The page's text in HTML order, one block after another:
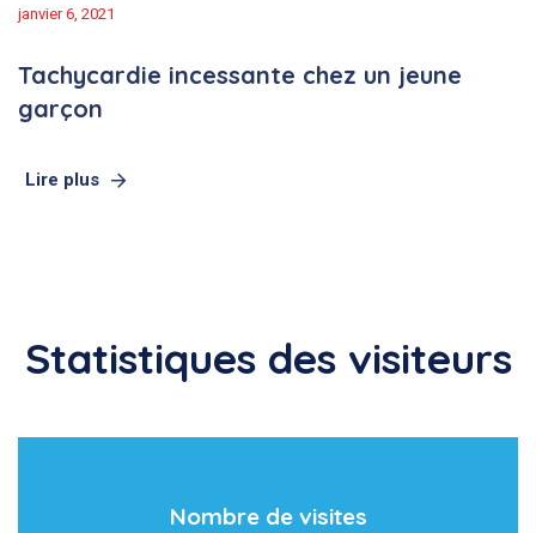
janvier 6, 2021
Tachycardie incessante chez un jeune
garçon
Lire plus
Statistiques des visiteurs
Nombre de visites